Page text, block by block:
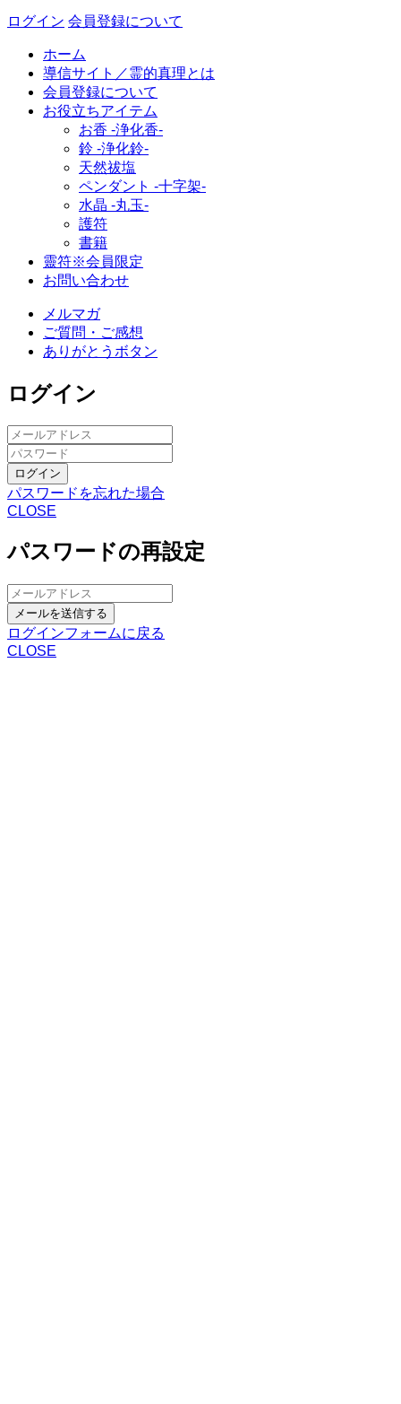
ログイン 会員登録について
ホーム
導信サイト／霊的真理とは
会員登録について
お役立ちアイテム
お香 ‐浄化香‐
鈴 ‐浄化鈴‐
天然祓塩
ペンダント -十字架-
水晶 -丸玉-
護符
書籍
靈符※会員限定
お問い合わせ
メルマガ
ご質問・ご感想
ありがとうボタン
ログイン
ログイン
パスワードを忘れた場合
CLOSE
パスワードの再設定
メールを送信する
ログインフォームに戻る
CLOSE